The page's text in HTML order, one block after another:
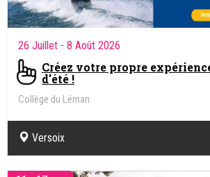
26 Juillet - 8 Août 2026
Créez votre propre
d'été !
Collège du Léman
Versoix